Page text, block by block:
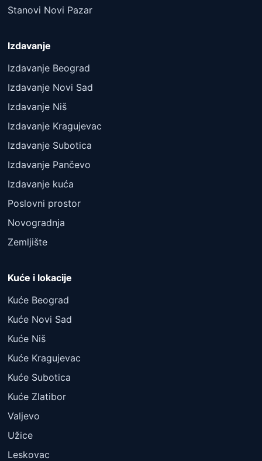
Stanovi Novi Pazar
Izdavanje
Izdavanje Beograd
Izdavanje Novi Sad
Izdavanje Niš
Izdavanje Kragujevac
Izdavanje Subotica
Izdavanje Pančevo
Izdavanje kuća
Poslovni prostor
Novogradnja
Zemljište
Kuće i lokacije
Kuće Beograd
Kuće Novi Sad
Kuće Niš
Kuće Kragujevac
Kuće Subotica
Kuće Zlatibor
Valjevo
Užice
Leskovac